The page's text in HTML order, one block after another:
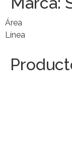
Área
Línea